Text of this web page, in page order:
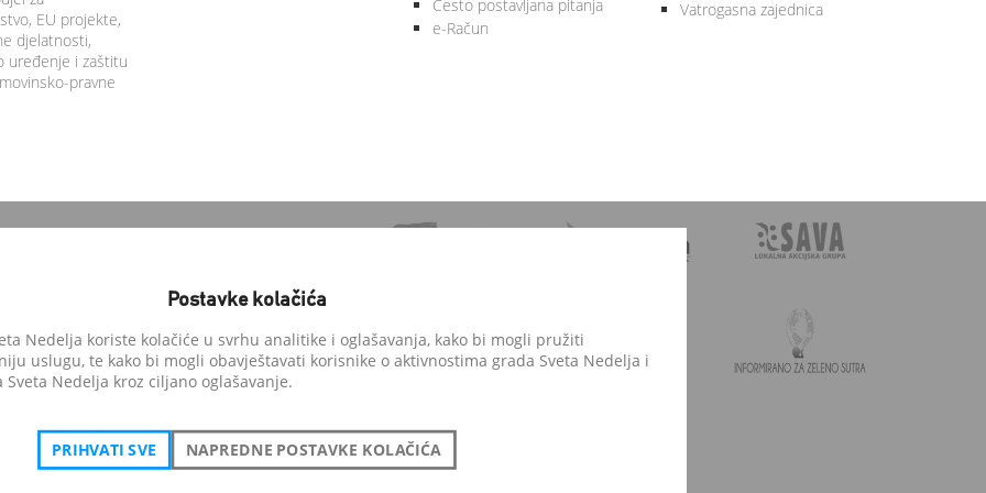
EU projekte,
djelatnosti,
uređenje i zaštitu
pravne
Često postavljana pitanja
e-Račun
Vatrogasna zajednica
pohvale građana
Postavke kolačića
Nedelja koriste kolačiće u svrhu analitike i oglašavanja, kako bi mogli pružiti
uslugu, te kako bi mogli obavještavati korisnike o aktivnostima grada Sveta Nedelja i
Nedelja kroz ciljano oglašavanje.
PRIHVATI SVE NAPREDNE POSTAVKE KOLAČIĆA